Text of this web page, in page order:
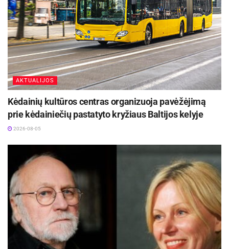
,,Šeduvos bernai“, ,,Bongo“, ,,Dža-da“, Butėnų
kvintetas, Klaipėdos baltarusių ir rusų
ansambliai, Šiaulių romų ansamblis, Panevėžio
Vanilinis choras, Šiaulių choras ,,Chameleonas“,
Ugnies ir pirotechnikos šou.
28 d. 10 val. – šv. mišios už šeduvius ir Šeduvą
Šeduvos šv. Kryžiaus Atradimo bažnyčioje
AKTUALIJOS
Kėdainių kultūros centras organizuoja pavėžėjimą
prie kėdainiečių pastatyto kryžiaus Baltijos kelyje
2026-08-05